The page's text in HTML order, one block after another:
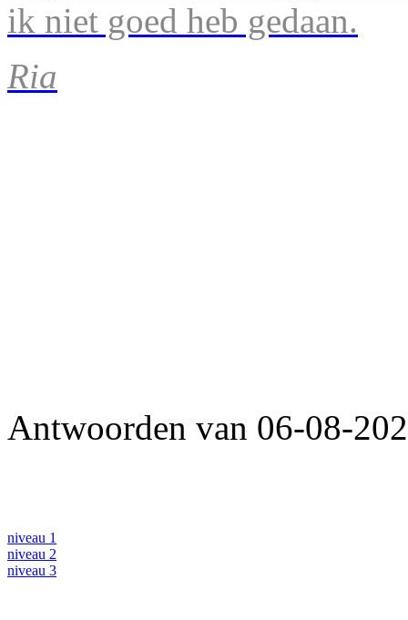
ik niet goed heb gedaan.
Ria
Antwoorden van 06-08-
niveau 1
niveau 2
niveau 3